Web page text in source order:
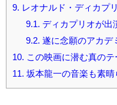
9. レオナルド・ディカプ
9.1. ディカプリオが出
9.2. 遂に念願のアカデ
10. この映画に潜む真のテ
11. 坂本龍一の音楽も素晴